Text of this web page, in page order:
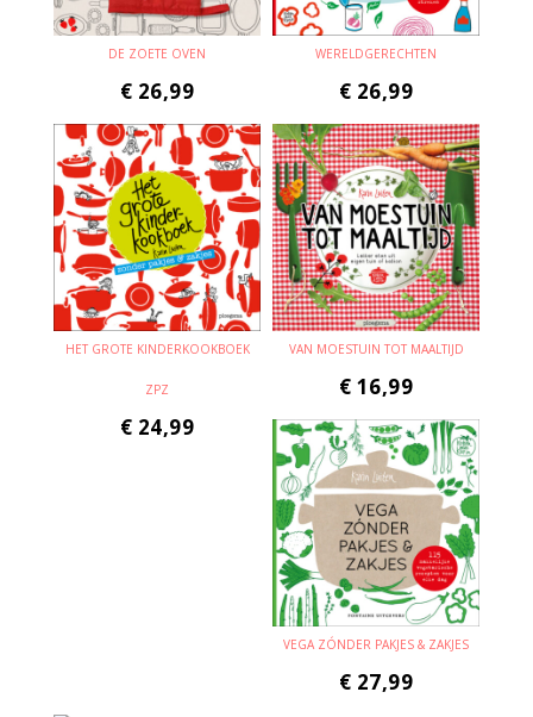
DE ZOETE OVEN
€ 26,99
WERELDGERECHTEN
€ 26,99
HET GROTE KINDERKOOKBOEK
ZPZ
€ 24,99
VAN MOESTUIN TOT MAALTIJD
€ 16,99
VEGA ZÓNDER PAKJES & ZAKJES
€ 27,99